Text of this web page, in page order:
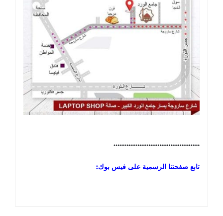
………………………………………..
تابع صفحتنا الرسمية على فيس بوك: